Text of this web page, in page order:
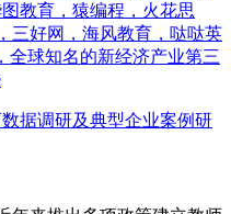
教育，猿编程，火花思
三好网，海风教育，哒哒英
全球知名的新经济产业第三